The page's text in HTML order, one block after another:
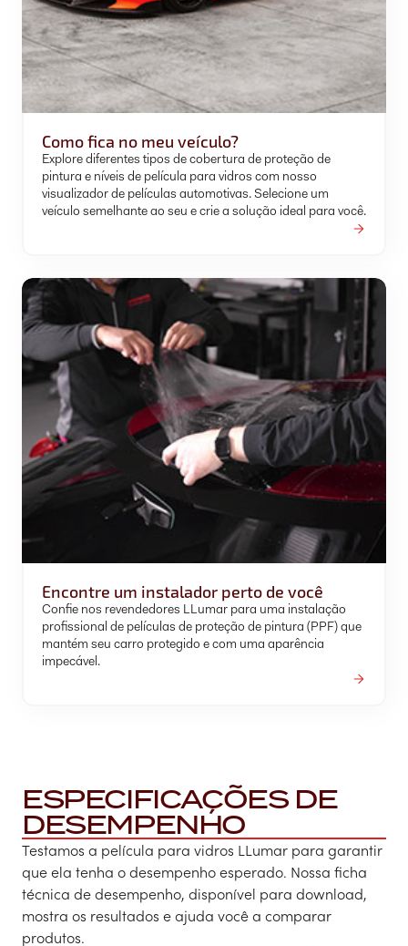
Como fica no meu veículo?
Explore diferentes tipos de cobertura de proteção de
pintura e níveis de película para vidros com nosso
visualizador de películas automotivas. Selecione um
veículo semelhante ao seu e crie a solução ideal para você.
Encontre um instalador perto de você
Confie nos revendedores LLumar para uma instalação
profissional de películas de proteção de pintura (PPF) que
mantém seu carro protegido e com uma aparência
impecável.
ESPECIFICAÇÕES DE
DESEMPENHO
Testamos a película para vidros LLumar para garantir
que ela tenha o desempenho esperado. Nossa ficha
técnica de desempenho, disponível para download,
mostra os resultados e ajuda você a comparar
produtos.